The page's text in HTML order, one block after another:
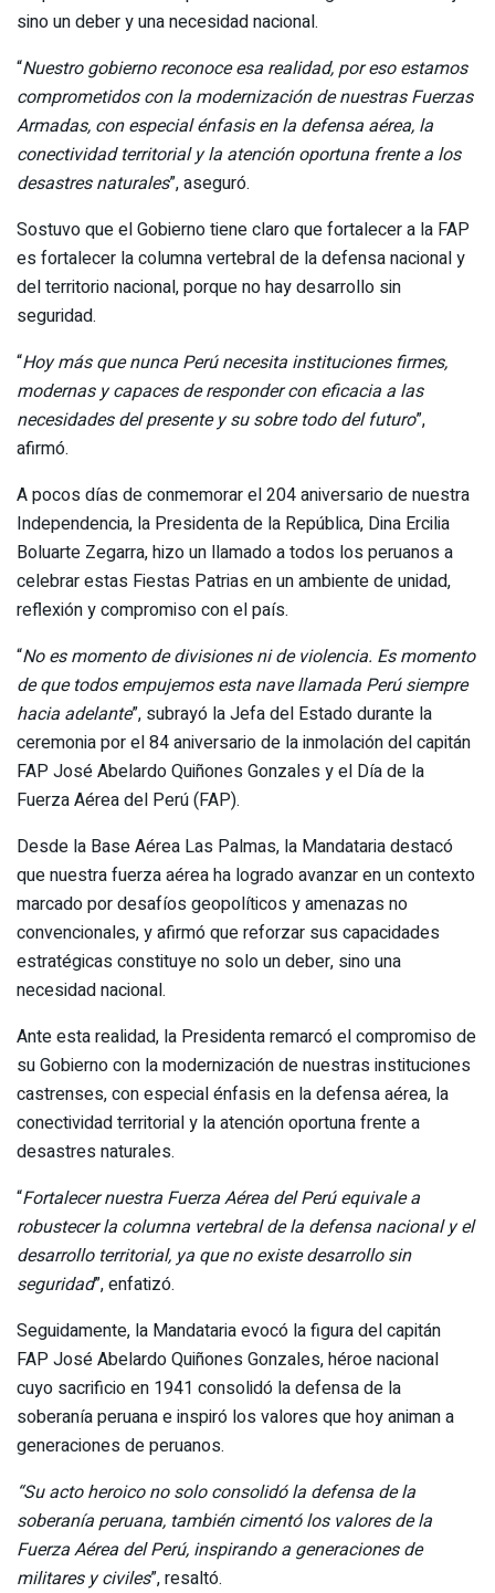
sino un deber y una necesidad nacional.
“Nuestro gobierno reconoce esa realidad, por eso estamos
comprometidos con la modernización de nuestras Fuerzas
Armadas, con especial énfasis en la defensa aérea, la
conectividad territorial y la atención oportuna frente a los
desastres naturales”, aseguró.
Sostuvo que el Gobierno tiene claro que fortalecer a la FAP
es fortalecer la columna vertebral de la defensa nacional y
del territorio nacional, porque no hay desarrollo sin
seguridad.
“Hoy más que nunca Perú necesita instituciones firmes,
modernas y capaces de responder con eficacia a las
necesidades del presente y su sobre todo del futuro”,
afirmó.
A pocos días de conmemorar el 204 aniversario de nuestra
Independencia, la Presidenta de la República, Dina Ercilia
Boluarte Zegarra, hizo un llamado a todos los peruanos a
celebrar estas Fiestas Patrias en un ambiente de unidad,
reflexión y compromiso con el país.
“No es momento de divisiones ni de violencia. Es momento
de que todos empujemos esta nave llamada Perú siempre
hacia adelante”, subrayó la Jefa del Estado durante la
ceremonia por el 84 aniversario de la inmolación del capitán
FAP José Abelardo Quiñones Gonzales y el Día de la
Fuerza Aérea del Perú (FAP).
Desde la Base Aérea Las Palmas, la Mandataria destacó
que nuestra fuerza aérea ha logrado avanzar en un contexto
marcado por desafíos geopolíticos y amenazas no
convencionales, y afirmó que reforzar sus capacidades
estratégicas constituye no solo un deber, sino una
necesidad nacional.
Ante esta realidad, la Presidenta remarcó el compromiso de
su Gobierno con la modernización de nuestras instituciones
castrenses, con especial énfasis en la defensa aérea, la
conectividad territorial y la atención oportuna frente a
desastres naturales.
“Fortalecer nuestra Fuerza Aérea del Perú equivale a
robustecer la columna vertebral de la defensa nacional y el
desarrollo territorial, ya que no existe desarrollo sin
seguridad”, enfatizó.
Seguidamente, la Mandataria evocó la figura del capitán
FAP José Abelardo Quiñones Gonzales, héroe nacional
cuyo sacrificio en 1941 consolidó la defensa de la
soberanía peruana e inspiró los valores que hoy animan a
generaciones de peruanos.
“Su acto heroico no solo consolidó la defensa de la
soberanía peruana, también cimentó los valores de la
Fuerza Aérea del Perú, inspirando a generaciones de
militares y civiles”, resaltó.